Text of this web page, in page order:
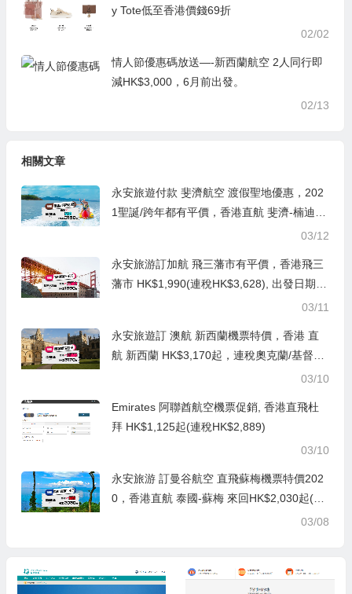
y Tote低至香港價錢69折
02/02
情人節優惠碼放送—-新西蘭航空 2人同行即
減HK$3,000，6月前出發。
02/13
相關文章
永安旅遊付款 斐濟航空 渡假聖地優惠，202
1聖誕/跨年都有平價，香港直航 斐濟-楠迪來
回機票HK$3,150起(連稅HK$4,256), 出發截
03/12
永安旅游訂加航 飛三藩市有平價，香港飛三
藩市 HK$1,990(連稅HK$3,628), 出發日期去
03/11
永安旅遊訂 澳航 新西蘭機票特價，香港 直
航 新西蘭 HK$3,170起，連稅奧克蘭/基督城
03/10
Emirates 阿聯酋航空機票促銷, 香港直飛杜
拜 HK$1,125起(連稅HK$2,889)
03/10
永安旅游 訂曼谷航空 直飛蘇梅機票特價202
0，香港直航 泰國-蘇梅 來回HK$2,030起(連
03/08